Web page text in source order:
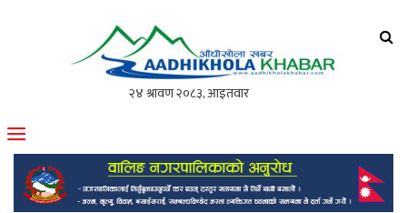
मोफसलकै लोकप्रिय अनलाइन पत्रिका